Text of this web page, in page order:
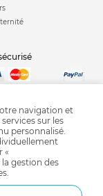
navigation et
sur les
personnalisé.
«
la gestion des
.